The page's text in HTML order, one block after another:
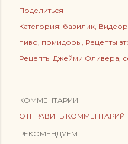
Поделиться
Категория: базилик
пиво помидоры Рецепты
Рецепты Джейми Оливера
КОММЕНТАРИИ
ОТПРАВИТЬ КОММЕНТАРИЙ
РЕКОМЕНДУЕМ